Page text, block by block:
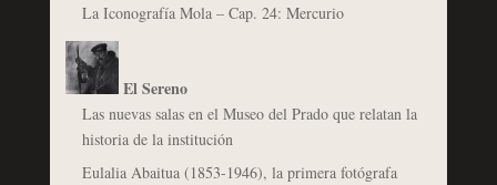
La Iconografía Mola – Cap. 24: Mercurio
El Sereno
Las nuevas salas en el Museo del Prado que relatan la
historia de la institución
Eulalia Abaitua (1853-1946), la primera fotógrafa